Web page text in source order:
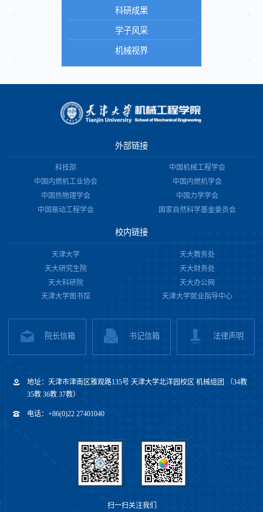
科研成果
学子风采
机械视界
外部链接
科技部
中国机械工程学会
中国内燃机工业协会
中国内燃机学会
中国热物理学会
中国力学学会
中国振动工程学会
国家自然科学基金委员会
校内链接
天津大学
天大教务处
天大研究生院
天大财务处
天大科研院
天大办公网
天津大学图书馆
天津大学就业指导中心
院长信箱 书记信箱 法律声明
地址：天津市津南区雅观路135号 天津大学北洋园校区 机械组团 （34教
35教 36教 37教）
电话：+86(0)22 27401040
扫一扫关注我们